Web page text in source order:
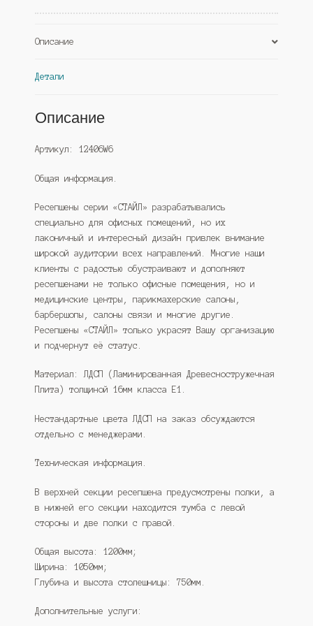
Описание
Детали
Описание
Артикул: 12406W6
Общая информация.
Ресепшены серии «СТАЙЛ» разрабатывались
специально для офисных помещений, но их
лаконичный и интересный дизайн привлек внимание
широкой аудитории всех направлений. Многие наши
клиенты с радостью обустраивают и дополняют
ресепшенами не только офисные помещения, но и
медицинские центры, парикмахерские салоны,
барбершопы, салоны связи и многие другие.
Ресепшены «СТАЙЛ» только украсят Вашу организацию
и подчернут её статус.
Материал: ЛДСП (Ламинированная Древесностружечная
Плита) толщиной 16мм класса Е1.
Нестандартные цвета ЛДСП на заказ обсуждаются
отдельно с менеджерами.
Техническая информация.
В верхней секции ресепшена предусмотрены полки, а
в нижней его секции находится тумба с левой
стороны и две полки с правой.
Общая высота: 1200мм;
Ширина: 1050мм;
Глубина и высота столешницы: 750мм.
Дополнительные услуги: